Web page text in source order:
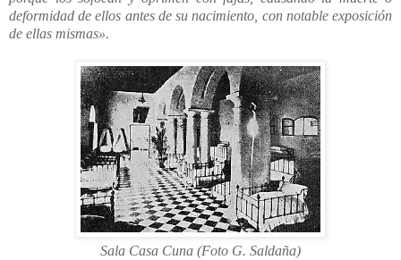
deformidad de ellos antes de su nacimiento, con notable exposición
de ellas mismas».
Sala Casa Cuna (Foto G. Saldaña)